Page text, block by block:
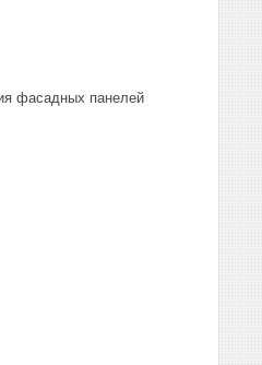
фасадных панелей